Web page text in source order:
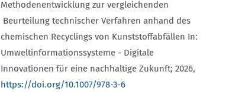
Methodenentwicklung zur vergleichenden
Beurteilung technischer Verfahren anhand des
chemischen Recyclings von Kunststoffabfällen In:
Umweltinformationssysteme - Digitale
Innovationen für eine nachhaltige Zukunft; 2026,
https://doi.org/10.1007/978-3-6